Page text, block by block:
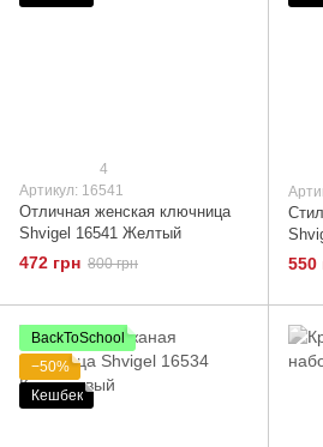
4
Артикул: 16541
Отличная женская ключница
Shvigel 16541 Желтый
472 грн 800 грн 550
BackToSchool
−50%
Кешбек